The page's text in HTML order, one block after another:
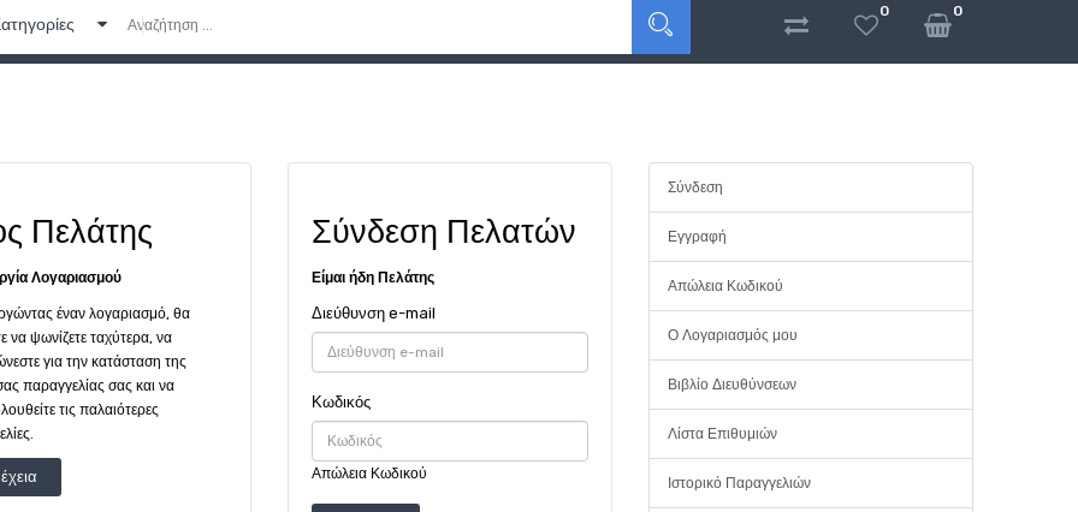
0 0
Πελάτης
Λογαριασμού
έναν λογαριασμό, θα
να ψωνίζετε ταχύτερα, να
για την κατάσταση της
παραγγελίας σας και να
τις παλαιότερες
Σύνδεση Πελατών
Είμαι ήδη Πελάτης
Διεύθυνση e-mail
Κωδικός
Απώλεια Κωδικού
Σύνδεση
Εγγραφή
Απώλεια Κωδικού
Ο Λογαριασμός μου
Βιβλίο Διευθύνσεων
Λίστα Επιθυμιών
Ιστορικό Παραγγελιών